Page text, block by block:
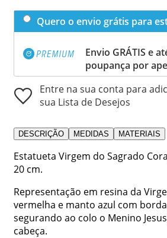
Quero o envio grátis para
Envio GRÁTIS e
poupança por
Entre na sua conta para
sua Lista de Desejos
DESCRIÇÃO MEDIDAS MATERIAIS
Estatueta Virgem do Sagrado
20 cm.
Representação em resina da
vermelha e manto azul com
segurando ao colo o Menino
cabeça.